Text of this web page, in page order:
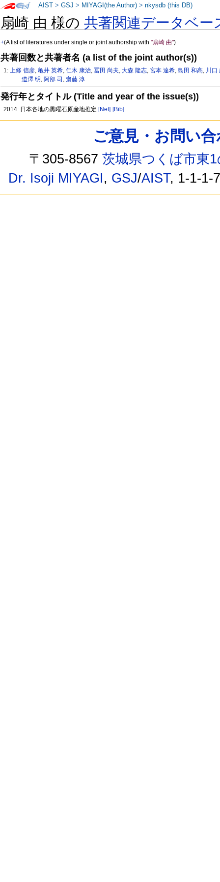
扇崎 由 様の共著関連データベー
+(A list of literatures under single or joint authorship with"扇崎 由")
共著回数と共著者名 (a list of the joint author(s))
1:上條 信彦,亀井 英希,仁木 康治,冨田 尚夫,大森 隆志,宮本 達希,島田 和高, 川口
道澤 明 , 阿部 司 , 齋藤 淳
発行年とタイトル (Title and year of the issue(s))
2014: 日本各地の黒曜石原産地推定 [Net] [Bib]
AIST >GSJ > MIYAGI(the Author) >nkysdb (this DB)
ご意見・お問い
〒305-8567茨城県つくば市東
Dr. Isoji MIYAGI, GSJ/AIST, 1-1-1-